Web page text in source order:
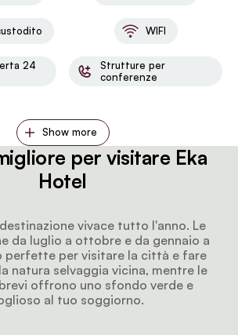
WIFI
24
Strutture per
conferenze
Show more
per visitare Eka
Hotel
vivace tutto l'anno. Le
da luglio a ottobre e da gennaio a
perfette per visitare la città e fare
natura selvaggia vicina, mentre le
offrono uno sfondo verde e
al tuo soggiorno.